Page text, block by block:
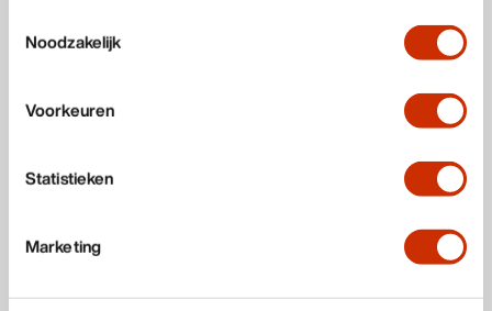
Noodzakelijk
Voorkeuren
Statistieken
Marketing
collega’s vierden Sinterklaas met hun gezinnen. Toch
waren verschillende collega’s bereid om terug te
stickers. Deze moesten in vier kleuren worden
worden. Er was nog een extra uitdaging: van het
alle billboards in de stad, maar zonder locatie waar de